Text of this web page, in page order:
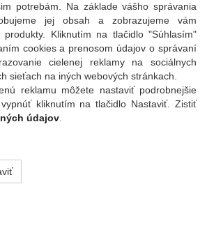
Prihlásiť
potrebám. Na základe vášho správania
jej obsah a zobrazujeme vám
Kliknutím na tlačidlo "Súhlasím"
cookies a prenosom údajov o správaní
cielenej reklamy na sociálnych
sieťach na iných webových stránkach.
reklamu môžete nastaviť podrobnejšie
kliknutím na tlačidlo Nastaviť. Zistiť
údajov